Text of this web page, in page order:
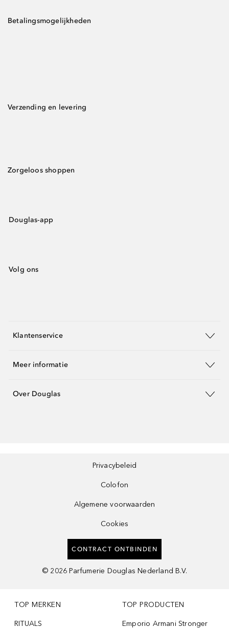
Betalingsmogelijkheden
Verzending en levering
Zorgeloos shoppen
Douglas-app
Volg ons
Klantenservice
Meer informatie
Over Douglas
Privacybeleid
Colofon
Algemene voorwaarden
Cookies
CONTRACT ONTBINDEN
© 2026 Parfumerie Douglas Nederland B.V.
TOP MERKEN
RITUALS
TOP PRODUCTEN
Emporio Armani Stronger